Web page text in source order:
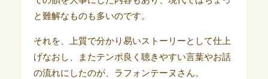
と難解なものも多いのです。
それを、上質で分かり易いストーリーとして仕上
げなおし、またテンポ良く聴きやすい言葉やお話
の流れにしたのが、ラフォンテーヌさん。